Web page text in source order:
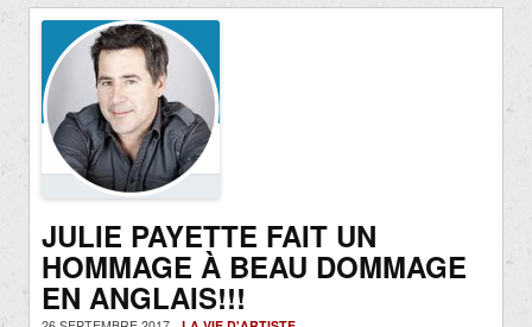
JULIE PAYETTE FAIT UN
HOMMAGE À BEAU DOMMAGE
EN ANGLAIS!!!